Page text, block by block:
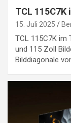
TCL 115C7K
15. Juli 2025
TCL 115C7K im
und 115 Zoll
Bilddiagonale